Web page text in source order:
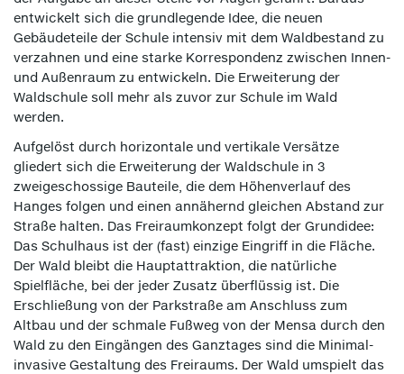
entwickelt sich die grundlegende Idee, die neuen
Gebäudeteile der Schule intensiv mit dem Waldbestand zu
verzahnen und eine starke Korrespondenz zwischen Innen-
und Außenraum zu entwickeln. Die Erweiterung der
Waldschule soll mehr als zuvor zur Schule im Wald
werden.
Aufgelöst durch horizontale und vertikale Versätze
gliedert sich die Erweiterung der Waldschule in 3
zweigeschossige Bauteile, die dem Höhenverlauf des
Hanges folgen und einen annähernd gleichen Abstand zur
Straße halten. Das Freiraumkonzept folgt der Grundidee:
Das Schulhaus ist der (fast) einzige Eingriff in die Fläche.
Der Wald bleibt die Hauptattraktion, die natürliche
Spielfläche, bei der jeder Zusatz überflüssig ist. Die
Erschließung von der Parkstraße am Anschluss zum
Altbau und der schmale Fußweg von der Mensa durch den
Wald zu den Eingängen des Ganztages sind die Minimal-
invasive Gestaltung des Freiraums. Der Wald umspielt das